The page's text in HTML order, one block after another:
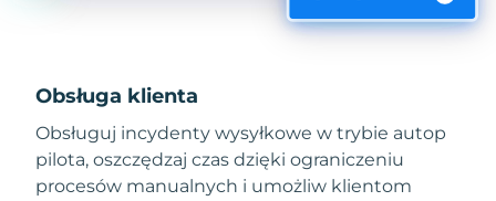
Obsługa klienta
Obsługuj incydenty wysyłkowe w trybie autop
pilota, oszczędzaj czas dzięki ograniczeniu
procesów manualnych i umożliw klientom